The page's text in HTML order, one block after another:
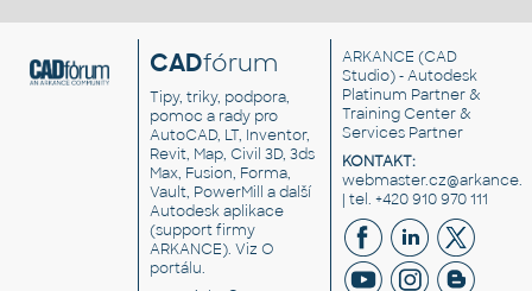
CADfórum
Tipy, triky, podpora,
pomoc a rady pro
AutoCAD, LT, Inventor,
Revit, Map, Civil 3D, 3ds
Max, Fusion, Forma,
Vault, PowerMill a další
Autodesk aplikace
(support firmy
ARKANCE). VizO
portálu.
ARKANCE (CAD
Studio) - Autodesk
Platinum Partner &
Training Center &
Services Partner
KONTAKT:
| tel. +420 910 970 111